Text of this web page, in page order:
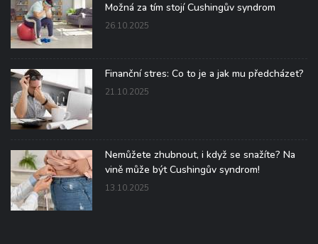
Možná za tím stojí Cushingův syndrom
26.10.2025
Finanční stres: Co to je a jak mu předcházet?
21.10.2025
Nemůžete zhubnout, i když se snažíte? Na
vině může být Cushingův syndrom!
13.10.2025